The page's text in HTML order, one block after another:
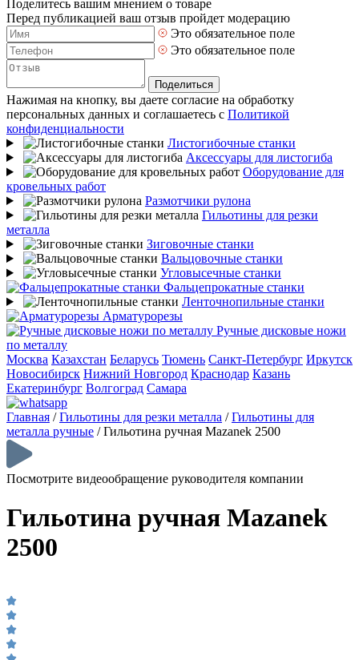
Поделитесь вашим мнением о товаре
Перед публикацией ваш отзыв пройдет модерацию
Это обязательное поле
Это обязательное поле
Поделиться
Нажимая на кнопку, вы даете согласие на обработку
персональных данных и соглашаетесь с Политикой
конфиденциальности
Листогибочные станки
Аксессуары для листогиба
Оборудование для
кровельных работ
Размотчики рулона
Гильотины для резки
металла
Зиговочные станки
Вальцовочные станки
Угловысечные станки
Фальцепрокатные станки
Ленточнопильные станки
Арматурорезы
Ручные дисковые ножи
по металлу
Москва Казахстан Беларусь Тюмень Санкт-Петербург Иркутск
Новосибирск Нижний Новгород Краснодар Казань
Екатеринбург Волгоград Самара
Главная /Гильотины для резки металла /Гильотины для
металла ручные /Гильотина ручная Mazanek 2500
Посмотрите видеообращение руководителя компании
Гильотина ручная Mazanek
2500